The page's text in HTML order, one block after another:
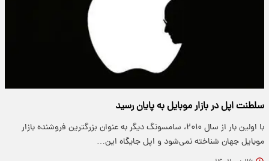
سلطنت اپل در بازار موبایل به پایان رسید
با اولین بار از سال ۲۰۱۰، سامسونگ دیگر به عنوان بزرگترین فروشنده بازار
موبایل جهان شناخته نمی‌شود و اپل جایگاه این…